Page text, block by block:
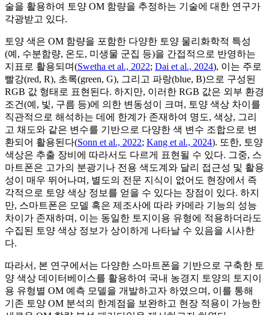
술을 활용하여 토양 OM 함량을 추정하는 기술에 대한 연구가
각광받고 있다.
토양 색은 OM 함량을 포함한 다양한 토양 물리화학적 특성
(예, 수분함량, 온도, 미생물 군집 등)을 간접적으로 반영하는
지표로 활용되며(Swetha et al., 2022; Dai et al., 2024), 이는 주로
빨강(red, R), 초록(green, G), 그리고 파랑(blue, B)으로 구성된
RGB 값 형태로 표현된다. 하지만, 이러한 RGB 값은 외부 환경
조건(예, 빛, 구름 등)에 의한 변동성이 크며, 토양 색상 차이를
직관적으로 해석하는 데에 한계가 존재하여 명도, 색상, 그리
고 채도와 같은 변수를 기반으로 다양한 색 변수 조합으로 변
환되어 활용된다(Sonn et al., 2022; Kang et al., 2024). 또한, 토양
색상은 추출 장비에 따라서도 다르게 표현될 수 있다. 그중, 스
마트폰은 고가의 분광기나 전용 색도계와 달리 접근성 및 활용
성이 매우 뛰어나며, 별도의 전문 지식이 없어도 현장에서 즉
각적으로 토양 색상 정보를 얻을 수 있다는 장점이 있다. 하지
만, 스마트폰은 모델 혹은 제조사에 따라 카메라 기능의 성능
차이가 존재하며, 이는 동일한 토지이용 유형에 적용하더라도
수집된 토양 색상 정보가 상이하게 나타날 수 있음을 시사한
다.
따라서, 본 연구에서는 다양한 스마트폰을 기반으로 구축한 토
양 색상 데이터베이스를 활용하여 국내 농경지 토양의 토지이
용 유형별 OM 예측 모델을 개발하고자 하였으며, 이를 통해
기존 토양 OM 분석의 한계점을 보완하고 현장 적용이 가능한